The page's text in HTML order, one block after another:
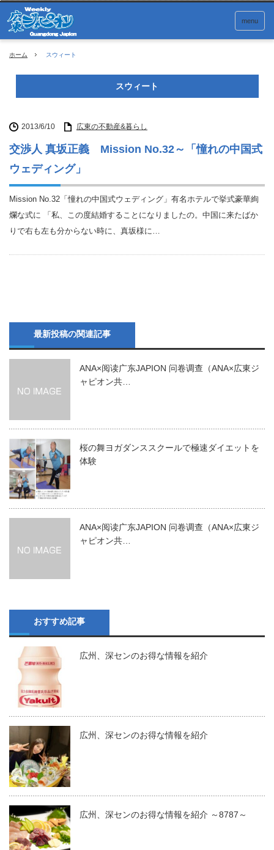
menu
ホーム スウィート
スウィート
2013/6/10 広東の不動産&暮らし
交渉人 真坂正義 Mission No.32～「憧れの中国式
ウェディング」
Mission No.32「憧れの中国式ウェディング」有名ホテルで挙式豪華絢
爛な式に 「私、この度結婚することになりましたの。中国に来たばか
りで右も左も分からない時に、真坂様に…
最新投稿の関連記事
ANA×阅读广东JAPION 问卷调查（ANA×広東ジ
ャピオン共…
桜の舞ヨガダンススクールで極速ダイエットを
体験
ANA×阅读广东JAPION 问卷调查（ANA×広東ジ
ャピオン共…
おすすめ記事
広州、深センのお得な情報を紹介
広州、深センのお得な情報を紹介
広州、深センのお得な情報を紹介 ～8787～